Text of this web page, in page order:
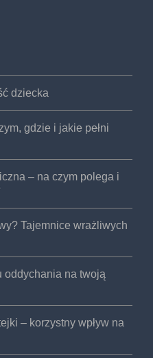
dziecka
gdzie i jakie pełni
– na czym polega i
Tajemnice wrażliwych
oddychania na twoją
– korzystny wpływ na